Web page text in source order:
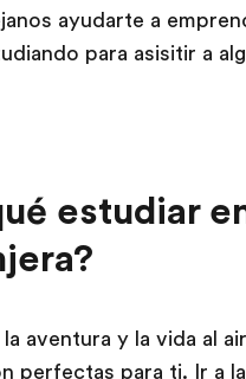
ayudarte a
para asisitir a
estudiar
aventura y la vida al
perfectas para ti. Ir a